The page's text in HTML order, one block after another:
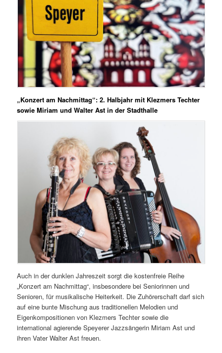
„Konzert am Nachmittag“: 2. Halbjahr mit Klezmers Techter
sowie Miriam und Walter Ast in der Stadthalle
Auch in der dunklen Jahreszeit sorgt die kostenfreie Reihe
„Konzert am Nachmittag“, insbesondere bei Seniorinnen und
Senioren, für musikalische Heiterkeit. Die Zuhörerschaft darf sich
auf eine bunte Mischung aus traditionellen Melodien und
Eigenkompositionen von Klezmers Techter sowie die
international agierende Speyerer Jazzsängerin Miriam Ast und
ihren Vater Walter Ast freuen.